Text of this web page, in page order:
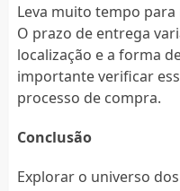
Leva muito tempo
O prazo de entrega
localização e a forma
importante verificar
processo de compra.
Conclusão
Explorar o universo